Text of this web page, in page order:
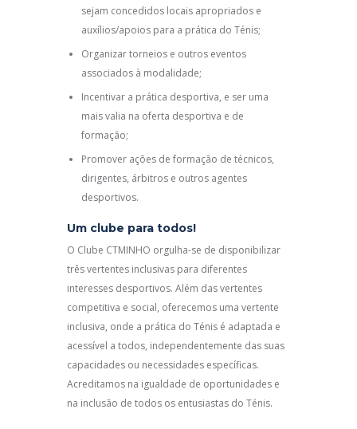
sejam concedidos locais apropriados e
auxílios/apoios para a prática do Ténis;
Organizar torneios e outros eventos
associados à modalidade;
Incentivar a prática desportiva, e ser uma
mais valia na oferta desportiva e de
formação;
Promover ações de formação de técnicos,
dirigentes, árbitros e outros agentes
desportivos.
Um clube para todos!
O Clube CTMINHO orgulha-se de disponibilizar
três vertentes inclusivas para diferentes
interesses desportivos. Além das vertentes
competitiva e social, oferecemos uma vertente
inclusiva, onde a prática do Ténis é adaptada e
acessível a todos, independentemente das suas
capacidades ou necessidades específicas.
Acreditamos na igualdade de oportunidades e
na inclusão de todos os entusiastas do Ténis.